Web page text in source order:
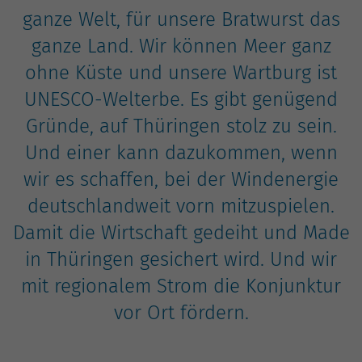
ganze Welt, für unsere Bratwurst das
ganze Land. Wir können Meer ganz
ohne Küste und unsere Wartburg ist
UNESCO-Welterbe. Es gibt genügend
Gründe, auf Thüringen stolz zu sein.
Und einer kann dazukommen, wenn
wir es schaffen, bei der Windenergie
deutschlandweit vorn mitzuspielen.
Damit die Wirtschaft gedeiht und Made
in Thüringen gesichert wird. Und wir
mit regionalem Strom die Konjunktur
vor Ort fördern.
Zweck
Analysebericht der Website zu verfolgen.
Die Cookies speichern Informationen
generierte Nummer zu, um eindeutige
Besucher zu identifizieren.
Name _gid
Anbieter Google Analytics
Laufzeit 1 Tag
Dieses Cookie wird von Google Analytics
installiert. Das Cookie wird verwendet,
um Informationen darüber zu speichern,
wie Besucher eine Website nutzen, und